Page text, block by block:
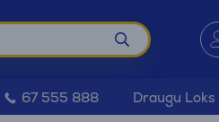
67 555 888 Draugu Loks